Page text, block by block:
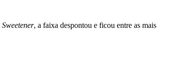
Sweetener, a faixa despontou e ficou entre as mais